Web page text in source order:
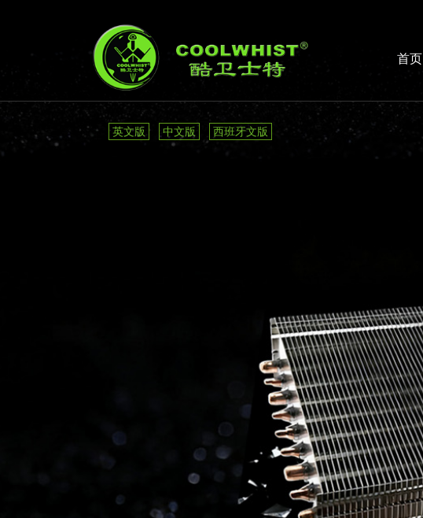
英文版 中文版 西班牙文版
首页